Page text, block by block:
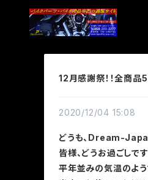
12月感謝祭！！全商品
2020/12/04 15:08
どうも、Dream-
皆様、どうお過ごしで
平年並みの気温のよう